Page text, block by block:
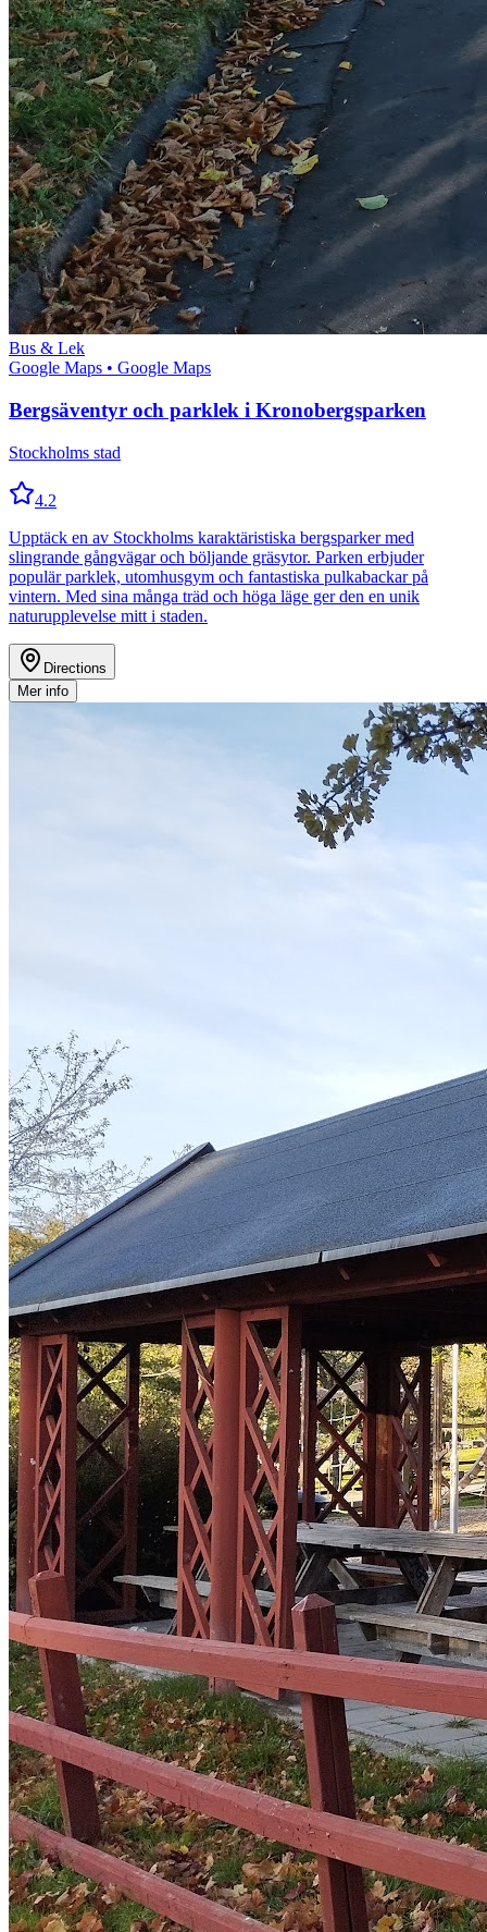
Bus & Lek
Google Maps • Google Maps
Bergsäventyr och parklek i Kronobergsparken
Stockholms stad
4.2
Upptäck en av Stockholms karaktäristiska bergsparker med
slingrande gångvägar och böljande gräsytor. Parken erbjuder
populär parklek, utomhusgym och fantastiska pulkabackar på
vintern. Med sina många träd och höga läge ger den en unik
naturupplevelse mitt i staden.
Directions
Mer info